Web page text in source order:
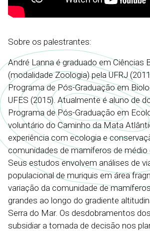
Sobre os palestrantes:
André Lanna é graduado em Ciências
(modalidade Zoologia) pela UFRJ
Programa de Pós-Graduação em
UFES (2015). Atualmente é aluno de
Programa de Pós-Graduação em
voluntário do Caminho da Mata
experiência com ecologia e
comunidades de mamíferos de médio
Seus estudos envolvem análises de
populacional de muriquis em área
variação da comunidade de
grandes ao longo do gradiente
Serra do Mar. Os desdobramentos
subsidiar a tomada de decisão nos